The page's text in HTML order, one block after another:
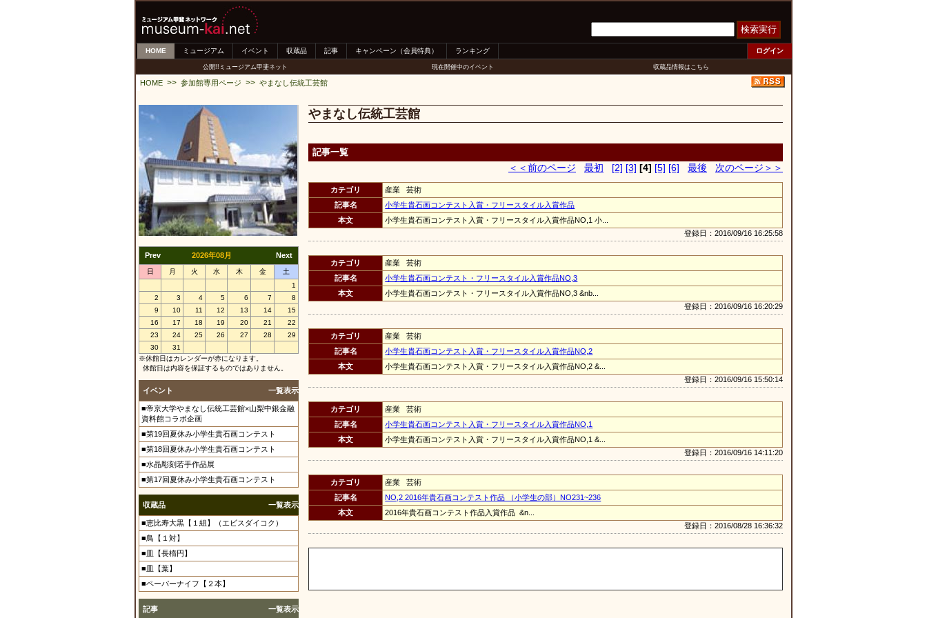
検索実行
HOME ミュージアム イベント 収蔵品 記事 キャンペーン（会員特典） ランキング ログイン
公開!!ミュージアム甲斐ネット 現在開催中のイベント 収蔵品情報はこちら
HOME >> 参加館専用ページ >> やまなし伝統工芸館
Prev 2026年08月 Next
日 月 火 水 木 金
土
1
2
3 4 5 6 7
8
9
10 11 12 13 14
15
16
17 18 19 20 21
22
23
24 25 26 27 28
29
30
31
※休館日はカレンダーが赤になります。
休館日は内容を保証するものではありません。
イベント 一覧表示
■帝京大学やまなし伝統工芸館×山梨中銀金融
資料館コラボ企画
■第19回夏休み小学生貴石画コンテスト
■第18回夏休み小学生貴石画コンテスト
■水晶彫刻若手作品展
■第17回夏休み小学生貴石画コンテスト
収蔵品 一覧表示
■恵比寿大黒【１組】（エビスダイコク）
■鳥【１対】
■皿【長楕円】
■皿【葉】
■ペーパーナイフ【２本】
記事 一覧表示
やまなし伝統工芸館
記事一覧
＜＜前のページ 最初 [2] [3] [4] [5] [6] 最後 次のページ＞＞
カテゴリ
産業 芸術
記事名
小学生貴石画コンテスト入賞・フリースタイル入賞作品
本文
小学生貴石画コンテスト入賞・フリースタイル入賞作品NO,1 小...
登録日：2016/09/16 16:25:58
カテゴリ
産業 芸術
記事名
小学生貴石画コンテスト・フリースタイル入賞作品NO,3
本文
小学生貴石画コンテスト・フリースタイル入賞作品NO,3 &nb...
登録日：2016/09/16 16:20:29
カテゴリ
産業 芸術
記事名
小学生貴石画コンテスト入賞・フリースタイル入賞作品NO,2
本文
小学生貴石画コンテスト入賞・フリースタイル入賞作品NO,2 &...
登録日：2016/09/16 15:50:14
カテゴリ
産業 芸術
記事名
小学生貴石画コンテスト入賞・フリースタイル入賞作品NO,1
本文
小学生貴石画コンテスト入賞・フリースタイル入賞作品NO,1 &...
登録日：2016/09/16 14:11:20
カテゴリ
産業 芸術
記事名
NO,2 2016年貴石画コンテスト作品 （小学生の部）NO231~236
本文
2016年貴石画コンテスト作品入賞作品 &n...
登録日：2016/08/28 16:36:32